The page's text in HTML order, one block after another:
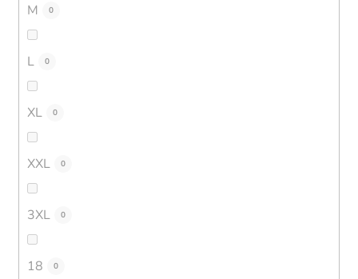
M 0
L 0
XL 0
XXL 0
3XL 0
18 0